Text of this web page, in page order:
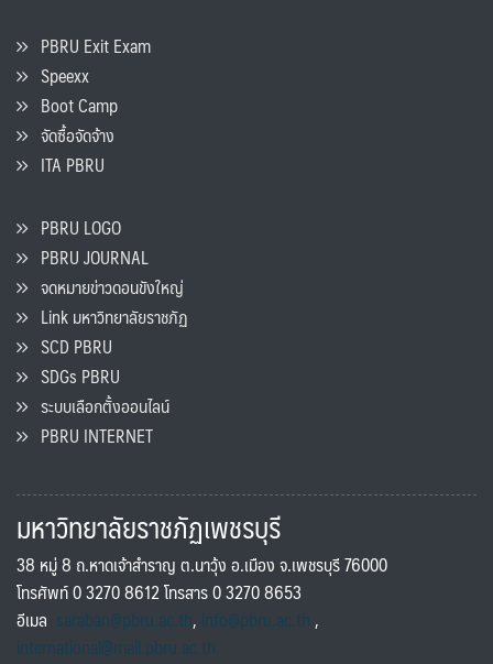
PBRU Exit Exam
Speexx
Boot Camp
จัดซื้อจัดจ้าง
ITA PBRU
PBRU LOGO
PBRU JOURNAL
จดหมายข่าวดอนขังใหญ่
Link มหาวิทยาลัยราชภัฏ
SCD PBRU
SDGs PBRU
ระบบเลือกตั้งออนไลน์
PBRU INTERNET
มหาวิทยาลัยราชภัฏเพชรบุรี
38 หมู่ 8 ถ.หาดเจ้าสำราญ ต.นาวุ้ง อ.เมือง จ.เพชรบุรี 76000
โทรศัพท์ 0 3270 8612 โทรสาร 0 3270 8653
อีเมล saraban@pbru.ac.th, info@pbru.ac.th,
international@mail.pbru.ac.th